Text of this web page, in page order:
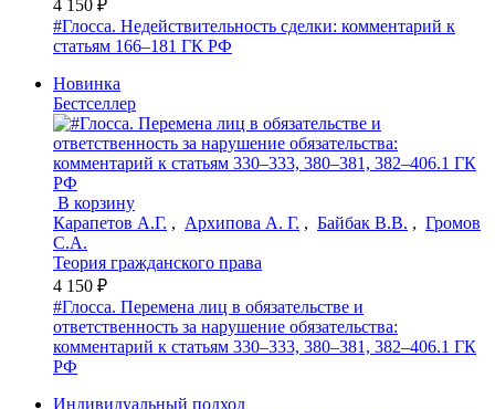
4 150 ₽
#Глосса. Недействительность сделки: комментарий к
статьям 166–181 ГК РФ
Новинка
Бестселлер
В корзину
Карапетов А.Г. , Архипова А. Г. , Байбак В.В. , Громов
С.А.
Теория гражданского права
4 150 ₽
#Глосса. Перемена лиц в обязательстве и
ответственность за нарушение обязательства:
комментарий к статьям 330–333, 380–381, 382–406.1 ГК
РФ
Индивидуальный подход